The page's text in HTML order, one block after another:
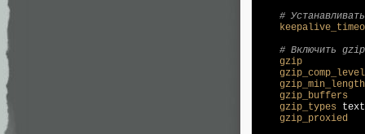
#
# Включить
gzip
gzip_comp_level
gzip_min_length
gzip_buffers
gzip_types
gzip_proxied